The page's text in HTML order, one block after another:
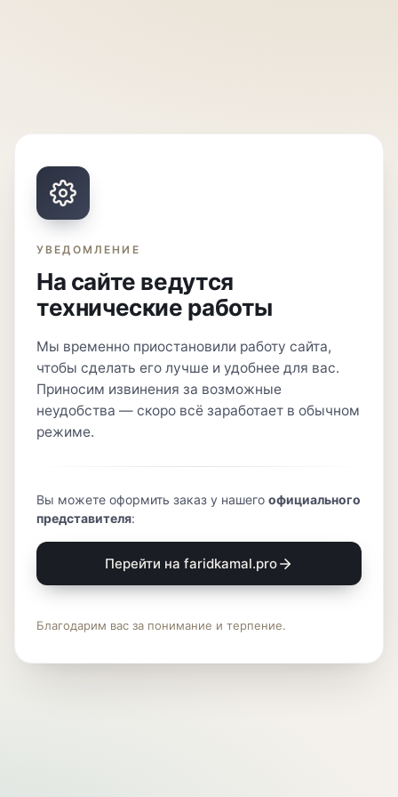
УВЕДОМЛЕНИЕ
На сайте ведутся
технические работы
Мы временно приостановили работу сайта,
чтобы сделать его лучше и удобнее для вас.
Приносим извинения за возможные
неудобства — скоро всё заработает в обычном
режиме.
Вы можете оформить заказ у нашего официального
представителя:
Перейти на faridkamal.pro
Благодарим вас за понимание и терпение.